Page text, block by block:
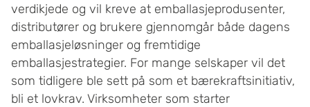
verdikjede og vil kreve at emballasjeprodusenter,
distributører og brukere gjennomgår både dagens
emballasjeløsninger og fremtidige
emballasjestrategier. For mange selskaper vil det
som tidligere ble sett på som et bærekraftsinitiativ,
bli et lovkrav. Virksomheter som starter